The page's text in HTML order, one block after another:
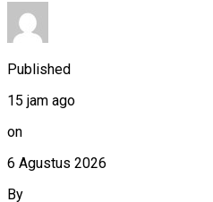
Published
15 jam ago
on
6 Agustus 2026
By